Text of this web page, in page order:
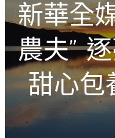
新華全
農夫”
甜心包